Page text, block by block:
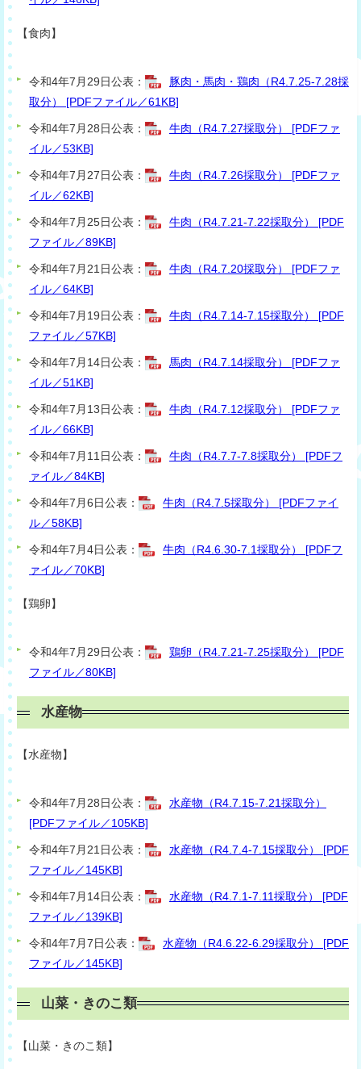
【食肉】
令和4年7月29日公表：
豚肉・馬肉・鶏肉（R4.7.25-7.28採
取分） [PDFファイル／61KB]
令和4年7月28日公表：
牛肉（R4.7.27採取分） [PDFファ
イル／53KB]
令和4年7月27日公表：
牛肉（R4.7.26採取分） [PDFファ
イル／62KB]
令和4年7月25日公表：
牛肉（R4.7.21-7.22採取分） [PDF
ファイル／89KB]
令和4年7月21日公表：
牛肉（R4.7.20採取分） [PDFファ
イル／64KB]
令和4年7月19日公表：
牛肉（R4.7.14-7.15採取分） [PDF
ファイル／57KB]
令和4年7月14日公表：
馬肉（R4.7.14採取分） [PDFファ
イル／51KB]
令和4年7月13日公表：
牛肉（R4.7.12採取分） [PDFファ
イル／66KB]
令和4年7月11日公表：
牛肉（R4.7.7-7.8採取分） [PDFフ
ァイル／84KB]
令和4年7月6日公表：
牛肉（R4.7.5採取分） [PDFファイ
ル／58KB]
令和4年7月4日公表：
牛肉（R4.6.30-7.1採取分） [PDFフ
ァイル／70KB]
【鶏卵】
令和4年7月29日公表：
鶏卵（R4.7.21-7.25採取分） [PDF
ファイル／80KB]
水産物
【水産物】
令和4年7月28日公表：
水産物（R4.7.15-7.21採取分）
[PDFファイル／105KB]
令和4年7月21日公表：
水産物（R4.7.4-7.15採取分） [PDF
ファイル／145KB]
令和4年7月14日公表：
水産物（R4.7.1-7.11採取分） [PDF
ファイル／139KB]
令和4年7月7日公表：
水産物（R4.6.22-6.29採取分） [PDF
ファイル／145KB]
山菜・きのこ類
【山菜・きのこ類】